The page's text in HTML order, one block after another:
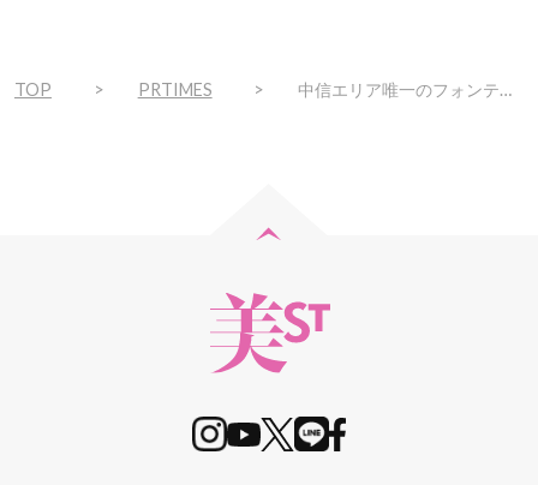
TOP PRTIMES 中信エリア唯一のフォンテーヌショップ 井上アイシティ21店 フォンテーヌコーナー 4月10日（木）移転リニューアルオープン